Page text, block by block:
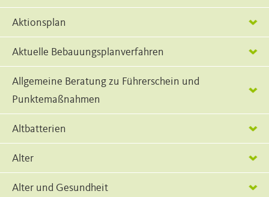
Aktionsplan
Aktuelle Bebauungsplanverfahren
Allgemeine Beratung zu Führerschein und
Punktemaßnahmen
Altbatterien
Alter
Alter und Gesundheit